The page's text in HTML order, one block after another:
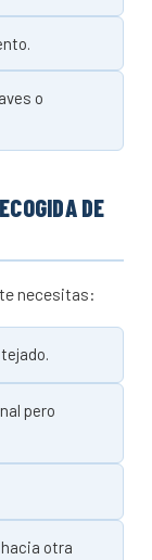
o
DE
necesitas:
pero
otra